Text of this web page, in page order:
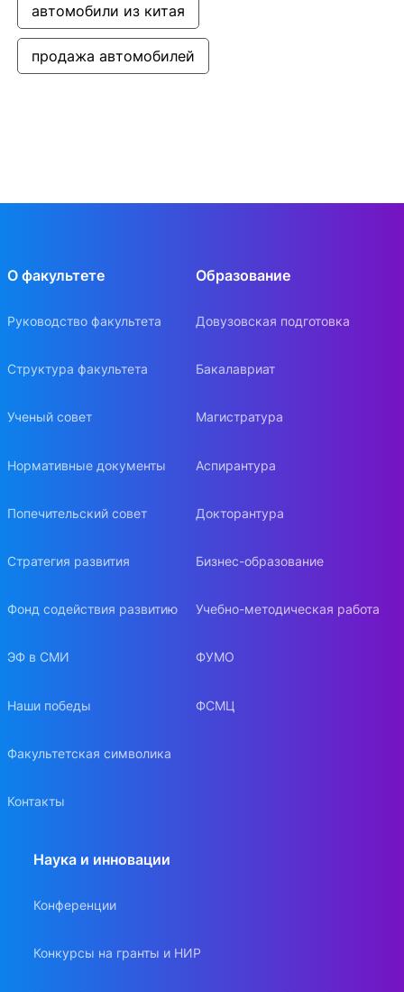
автомобили из китая
продажа автомобилей
О факультете
Руководство факультета
Структура факультета
Ученый совет
Нормативные документы
Попечительский совет
Стратегия развития
Фонд содействия развитию
ЭФ в СМИ
Наши победы
Факультетская символика
Контакты
Образование
Довузовская подготовка
Бакалавриат
Магистратура
Аспирантура
Докторантура
Бизнес-образование
Учебно-методическая работа
ФУМО
ФСМЦ
Наука и инновации
Конференции
Конкурсы на гранты и НИР